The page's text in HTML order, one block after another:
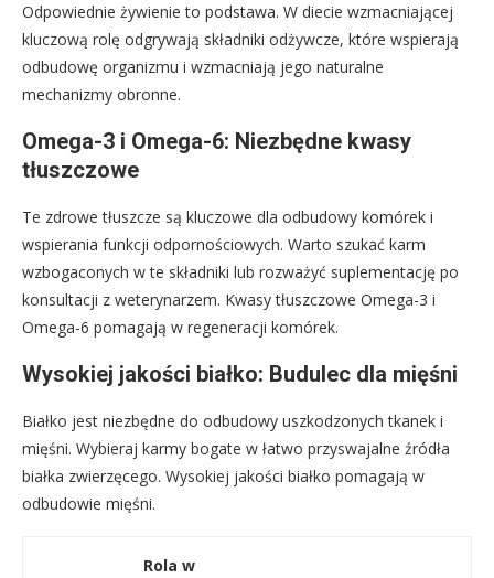
Odpowiednie żywienie to podstawa. W diecie wzmacniającej
kluczową rolę odgrywają składniki odżywcze, które wspierają
odbudowę organizmu i wzmacniają jego naturalne
mechanizmy obronne.
Omega-3 i Omega-6: Niezbędne kwasy
tłuszczowe
Te zdrowe tłuszcze są kluczowe dla odbudowy komórek i
wspierania funkcji odpornościowych. Warto szukać karm
wzbogaconych w te składniki lub rozważyć suplementację po
konsultacji z weterynarzem. Kwasy tłuszczowe Omega-3 i
Omega-6 pomagają w regeneracji komórek.
Wysokiej jakości białko: Budulec dla mięśni
Białko jest niezbędne do odbudowy uszkodzonych tkanek i
mięśni. Wybieraj karmy bogate w łatwo przyswajalne źródła
białka zwierzęcego. Wysokiej jakości białko pomagają w
odbudowie mięśni.
Rola w